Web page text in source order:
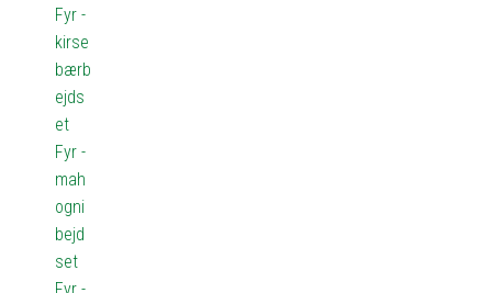
Fyr -
kirse
bærb
ejds
et
Fyr -
mah
ogni
bejd
set